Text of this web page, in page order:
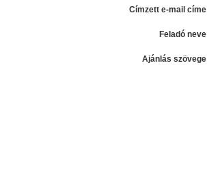
Címzett e-mail címe
Feladó neve
Ajánlás szövege